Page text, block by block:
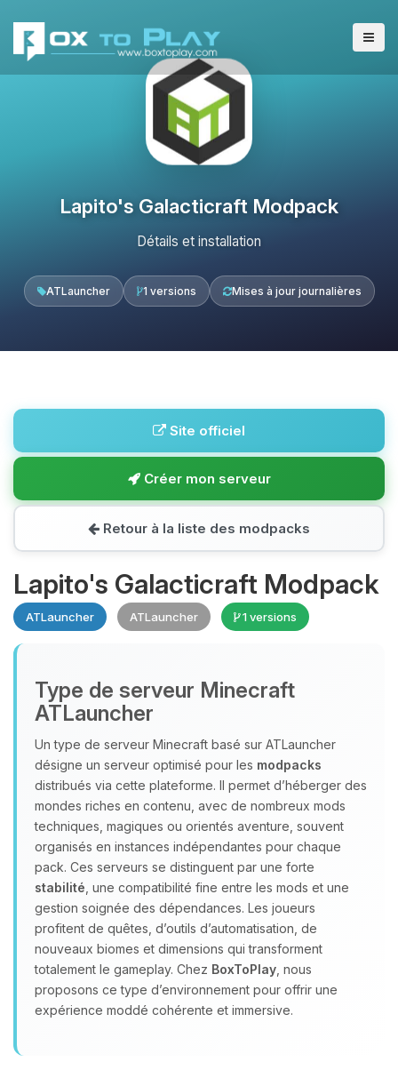
Lapito's Galacticraft Modpack
Détails et installation
ATLauncher 1 versions Mises à jour journalières
Site officiel
Créer mon serveur
Retour à la liste des modpacks
Lapito's Galacticraft Modpack
ATLauncher ATLauncher 1 versions
Type de serveur Minecraft
ATLauncher
Un type de serveur Minecraft basé sur ATLauncher
désigne un serveur optimisé pour les modpacks
distribués via cette plateforme. Il permet d’héberger des
mondes riches en contenu, avec de nombreux mods
techniques, magiques ou orientés aventure, souvent
organisés en instances indépendantes pour chaque
pack. Ces serveurs se distinguent par une forte
stabilité , une compatibilité fine entre les mods et une
gestion soignée des dépendances. Les joueurs
profitent de quêtes, d’outils d’automatisation, de
nouveaux biomes et dimensions qui transforment
totalement le gameplay. Chez BoxToPlay , nous
proposons ce type d’environnement pour offrir une
expérience moddé cohérente et immersive.
Youpi, enfin quelqu’un pour me
parler ! Moi c’est Choupy, ton petit
assistant BoxToPlay. Dis-moi ce dont
tu as besoin et je vais remuer mes
petits circuits pour t’aider.
08/08/2026 à 13:21